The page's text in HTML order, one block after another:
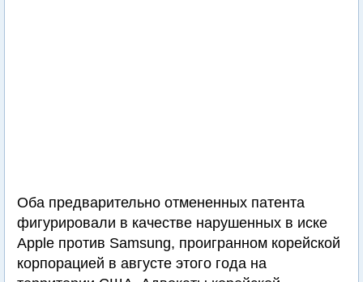
Оба предварительно отмененных патента
фигурировали в качестве нарушенных в иске
Apple против Samsung, проигранном корейской
корпорацией в августе этого года на